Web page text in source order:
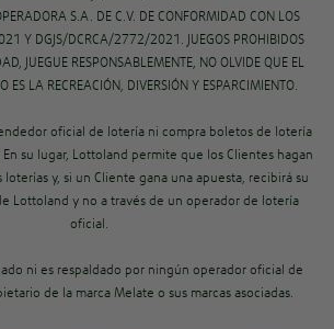
S.A. DE C.V. DE CONFORMIDAD CON LOS
Y DGJS/DCRCA/2772/2021. JUEGOS PROHIBIDOS
JUEGUE RESPONSABLEMENTE, NO OLVIDE QUE EL
ES LA RECREACIÓN, DIVERSIÓN Y ESPARCIMIENTO.
oficial de lotería ni compra boletos de lotería
su lugar, Lottoland permite que los Clientes hagan
y, si un Cliente gana una apuesta, recibirá su
Lottoland y no a través de un operador de lotería
oficial.
ni es respaldado por ningún operador oficial de
de la marca Melate o sus marcas asociadas.